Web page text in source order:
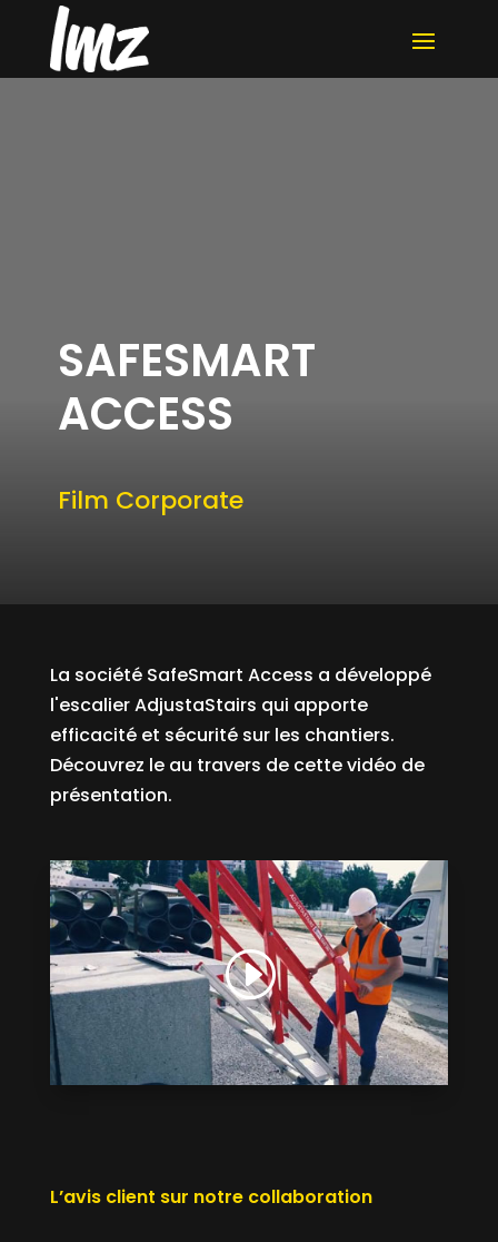
SAFESMART
ACCESS
Film Corporate
La société SafeSmart Access a développé
l'escalier AdjustaStairs qui apporte
efficacité et sécurité sur les chantiers.
Découvrez le au travers de cette vidéo de
présentation.
L’avis client sur notre collaboration